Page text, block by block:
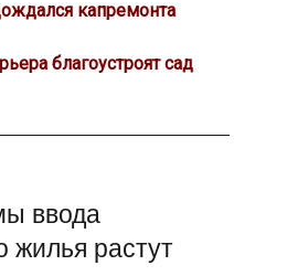
капремонта
благоустроят сад
ввода
жилья растут